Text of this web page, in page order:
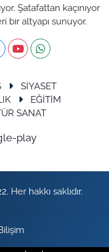
Şatafattan kaçınıyor
bir altyapı sunuyor.
SİYASET
EĞİTİM
SANAT
Her hakkı saklıdır.